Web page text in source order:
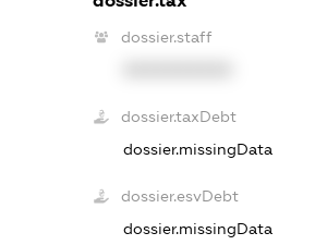
dossier.staff
dossier.taxDebt
dossier.missingData
dossier.esvDebt
dossier.missingData